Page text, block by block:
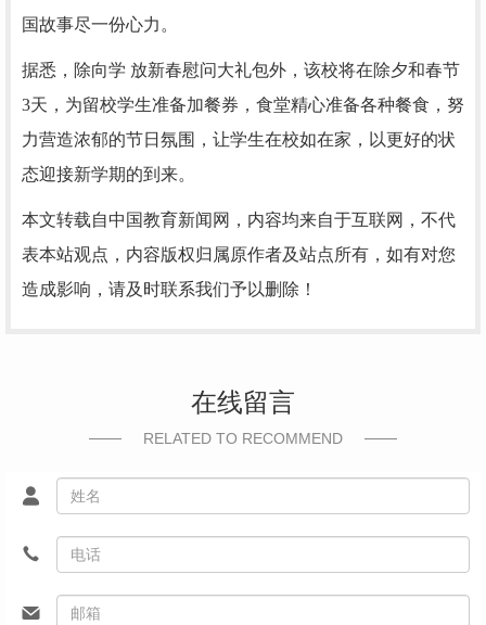
国故事尽一份心力。
据悉，除向学 放新春慰问大礼包外，该校将在除夕和春节
3天，为留校学生准备加餐券，食堂精心准备各种餐食，努
力营造浓郁的节日氛围，让学生在校如在家，以更好的状
态迎接新学期的到来。
本文转载自中国教育新闻网，内容均来自于互联网，不代
表本站观点，内容版权归属原作者及站点所有，如有对您
造成影响，请及时联系我们予以删除！
在线留言
RELATED TO RECOMMEND